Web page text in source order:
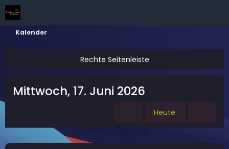
Kalender
Mittwoch, 17. Juni 2026
Heute